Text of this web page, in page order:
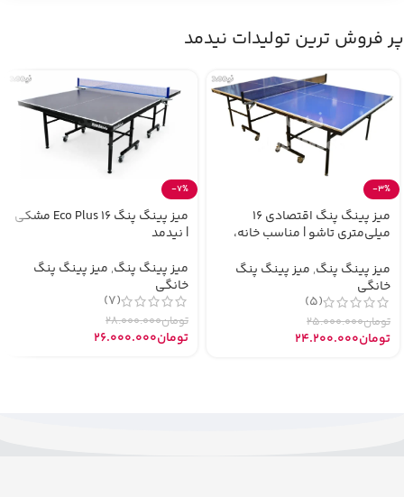
پر فروش ترین تولیدات نیدمد
-3%
میز پینگ پنگ اقتصادی 16
میلی‌متری تاشو | مناسب خانه،
میز پینگ پنگ, میز پینگ پنگ
خانگی
(5)
تومان25.000.000
تومان24.200.000
-7%
میز پینگ پنگ Eco Plus 16 مشکی
| نیدمد
میز پینگ پنگ, میز پینگ پنگ
خانگی
(7)
تومان28.000.000
تومان26.000.000